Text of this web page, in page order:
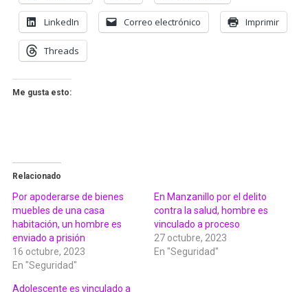
LinkedIn Correo electrónico Imprimir
Threads
Me gusta esto:
Relacionado
Por apoderarse de bienes
muebles de una casa
habitación, un hombre es
enviado a prisión
16 octubre, 2023
En "Seguridad"
En Manzanillo por el delito
contra la salud, hombre es
vinculado a proceso
27 octubre, 2023
En "Seguridad"
Adolescente es vinculado a